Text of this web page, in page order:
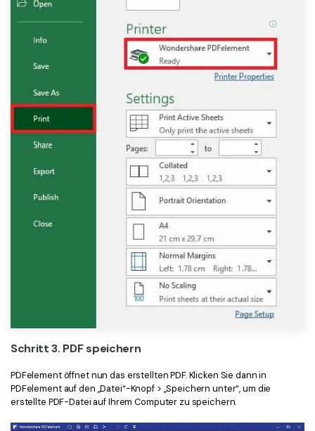
Schritt 3. PDF speichern
PDFelement öffnet nun das erstellten PDF. Klicken Sie dann in
PDFelement auf den „Datei“-Knopf > „Speichern unter“, um die
erstellte PDF-Datei auf Ihrem Computer zu speichern.